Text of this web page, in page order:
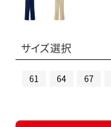
サイズ選択
61 64 67